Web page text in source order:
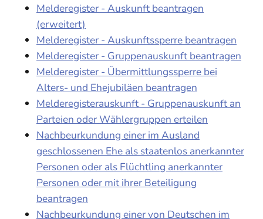
Melderegister - Auskunft beantragen
(erweitert)
Melderegister - Auskunftssperre beantragen
Melderegister - Gruppenauskunft beantragen
Melderegister - Übermittlungssperre bei
Alters- und Ehejubiläen beantragen
Melderegisterauskunft - Gruppenauskunft an
Parteien oder Wählergruppen erteilen
Nachbeurkundung einer im Ausland
geschlossenen Ehe als staatenlos anerkannter
Personen oder als Flüchtling anerkannter
Personen oder mit ihrer Beteiligung
beantragen
Nachbeurkundung einer von Deutschen im